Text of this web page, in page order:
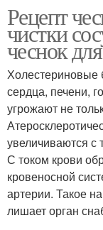
Рецепт
чистки
чеснок
Холестериновые
сердца, печени,
угрожают не
увеличиваются с
С током крови
кровеносной
артерии. Такое
лишает орган